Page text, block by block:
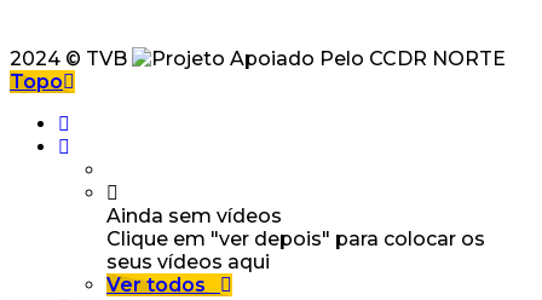
2024 © TVB
Topo
Ainda sem vídeos
Clique em "ver depois" para colocar os
seus vídeos aqui
Ver todos